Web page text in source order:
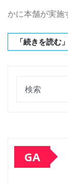
かに本舗が実
「続きを読む」
GA